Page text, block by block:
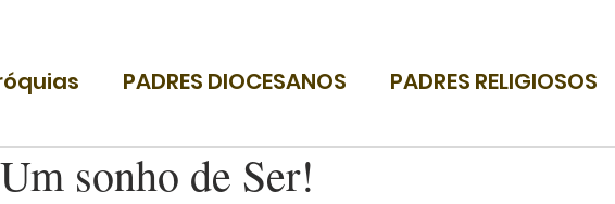
PADRES DIOCESANOS PADRES RELIGIOSOS
sonho de Ser!